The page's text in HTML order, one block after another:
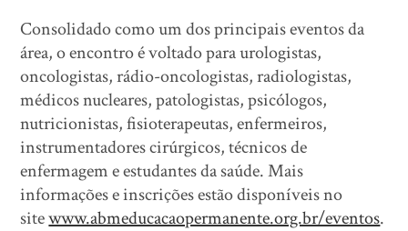
Consolidado como um dos principais eventos da
área, o encontro é voltado para urologistas,
oncologistas, rádio-oncologistas, radiologistas,
médicos nucleares, patologistas, psicólogos,
nutricionistas, fisioterapeutas, enfermeiros,
instrumentadores cirúrgicos, técnicos de
enfermagem e estudantes da saúde. Mais
informações e inscrições estão disponíveis no
sitewww.abmeducacaopermanente.org.br/eventos.